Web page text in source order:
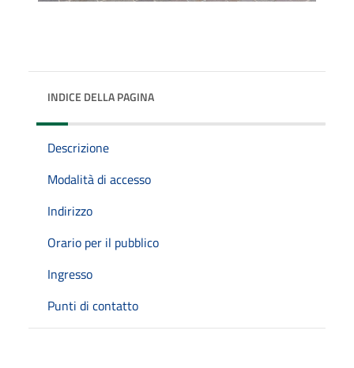
INDICE DELLA PAGINA
Descrizione
Modalità di accesso
Indirizzo
Orario per il pubblico
Ingresso
Punti di contatto